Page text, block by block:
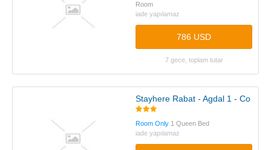
Room
iade yapılamaz
786 USD
7 gece, toplam tutar
Stayhere Rabat - Agdal 1 -
Room Only 1 Queen Bed
iade yapılamaz